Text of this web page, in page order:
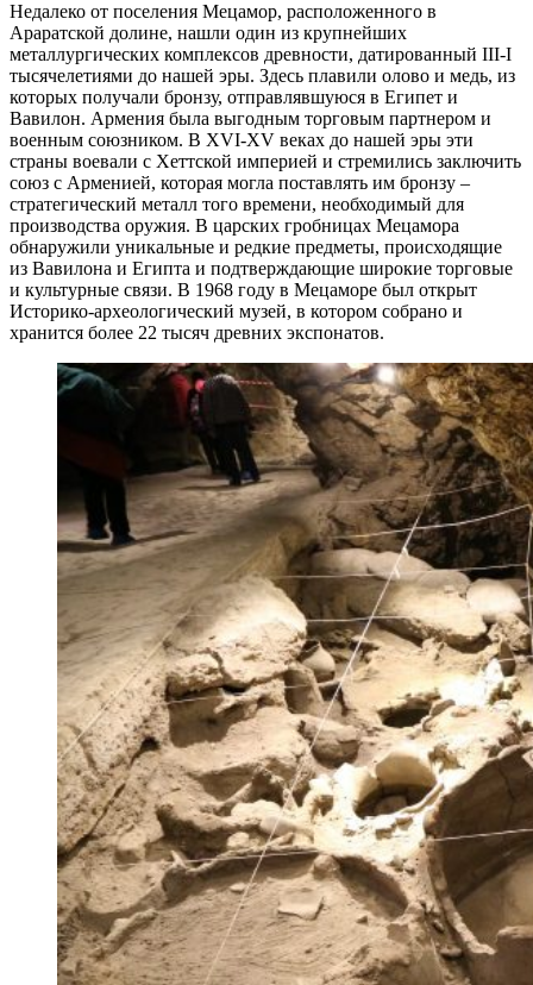
Недалеко от поселения Мецамор, расположенного в
Араратской долине, нашли один из крупнейших
металлургических комплексов древности, датированный III-I
тысячелетиями до нашей эры. Здесь плавили олово и медь, из
которых получали бронзу, отправлявшуюся в Египет и
Вавилон. Армения была выгодным торговым партнером и
военным союзником. В XVI-XV веках до нашей эры эти
страны воевали с Хеттской империей и стремились заключить
союз с Арменией, которая могла поставлять им бронзу –
стратегический металл того времени, необходимый для
производства оружия. В царских гробницах Мецамора
обнаружили уникальные и редкие предметы, происходящие
из Вавилона и Египта и подтверждающие широкие торговые
и культурные связи. В 1968 году в Мецаморе был открыт
Историко-археологический музей, в котором собрано и
хранится более 22 тысяч древних экспонатов.